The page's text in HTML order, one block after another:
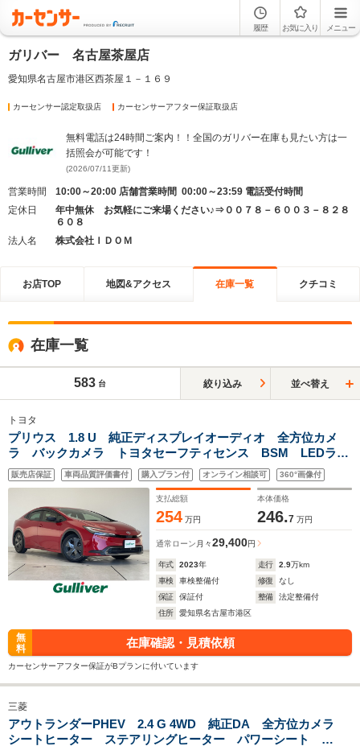
履歴 お気に入り メニュー
ガリバー 名古屋茶屋店
愛知県名古屋市港区西茶屋１－１６９
カーセンサー認定取扱店 カーセンサーアフター保証取扱店
無料電話は24時間ご案内！！全国のガリバー在庫も見たい方は一
括照会が可能です！
(2026/07/11更新)
営業時間
10:00～20:00 店舗営業時間 00:00～23:59 電話受付時間
定休日
年中無休 お気軽にご来場ください♪⇒００７８－６００３－８２８
６０８
法人名
株式会社ＩＤＯＭ
お店TOP 地図&アクセス 在庫一覧 クチコミ
在庫一覧
583 台 絞り込み 並べ替え
トヨタ
プリウス 1.8 U 純正ディスプレイオーディオ 全方位カメ
ラ バックカメラ トヨタセーフティセンス BSM LEDライ
ト オートマチック レーダークルーズ ETC2.0 ドライブレ
コーダー ステアリングスイッチ 禁煙
販売店保証 車両品質評価書付 購入プラン付 オンライン相談可 360°画像付
支払総額
254 万円
本体価格
246.7 万円
通常ローン 月々29,400円
年式 2023年 走行 2.9万km
車検
車検整備付 修復
なし
保証
保証付 整備
法定整備付
住所
愛知県名古屋市港区
無
料
在庫確認・見積依頼
カーセンサーアフター保証がBプランに付いています
三菱
アウトランダーPHEV 2.4 G 4WD 純正DA 全方位カメラ
シートヒーター ステアリングヒーター パワーシート